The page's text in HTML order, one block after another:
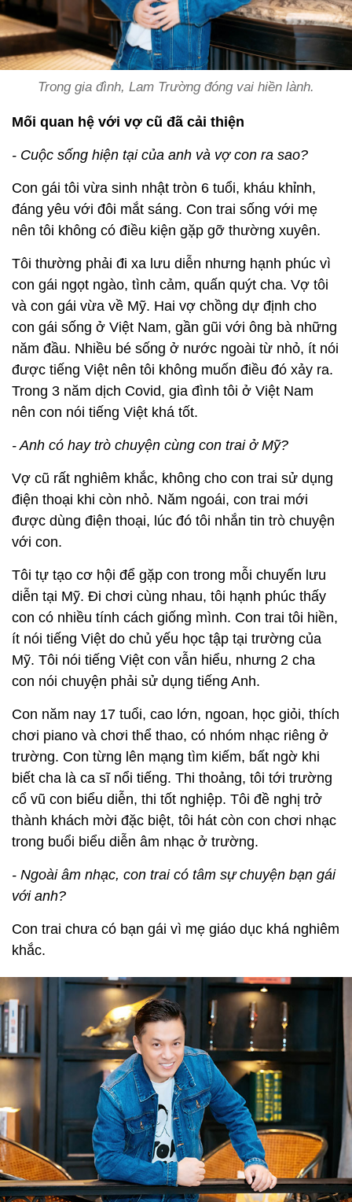
Trong gia đình, Lam Trường đóng vai hiền lành.
Mối quan hệ với vợ cũ đã cải thiện
- Cuộc sống hiện tại của anh và vợ con ra sao?
Con gái tôi vừa sinh nhật tròn 6 tuổi, kháu khỉnh,
đáng yêu với đôi mắt sáng. Con trai sống với mẹ
nên tôi không có điều kiện gặp gỡ thường xuyên.
Tôi thường phải đi xa lưu diễn nhưng hạnh phúc vì
con gái ngọt ngào, tình cảm, quấn quýt cha. Vợ tôi
và con gái vừa về Mỹ. Hai vợ chồng dự định cho
con gái sống ở Việt Nam, gần gũi với ông bà những
năm đầu. Nhiều bé sống ở nước ngoài từ nhỏ, ít nói
được tiếng Việt nên tôi không muốn điều đó xảy ra.
Trong 3 năm dịch Covid, gia đình tôi ở Việt Nam
nên con nói tiếng Việt khá tốt.
- Anh có hay trò chuyện cùng con trai ở Mỹ?
Vợ cũ rất nghiêm khắc, không cho con trai sử dụng
điện thoại khi còn nhỏ. Năm ngoái, con trai mới
được dùng điện thoại, lúc đó tôi nhắn tin trò chuyện
với con.
Tôi tự tạo cơ hội để gặp con trong mỗi chuyến lưu
diễn tại Mỹ. Đi chơi cùng nhau, tôi hạnh phúc thấy
con có nhiều tính cách giống mình. Con trai tôi hiền,
ít nói tiếng Việt do chủ yếu học tập tại trường của
Mỹ. Tôi nói tiếng Việt con vẫn hiểu, nhưng 2 cha
con nói chuyện phải sử dụng tiếng Anh.
Con năm nay 17 tuổi, cao lớn, ngoan, học giỏi, thích
chơi piano và chơi thể thao, có nhóm nhạc riêng ở
trường. Con từng lên mạng tìm kiếm, bất ngờ khi
biết cha là ca sĩ nổi tiếng. Thi thoảng, tôi tới trường
cổ vũ con biểu diễn, thi tốt nghiệp. Tôi đề nghị trở
thành khách mời đặc biệt, tôi hát còn con chơi nhạc
trong buổi biểu diễn âm nhạc ở trường.
- Ngoài âm nhạc, con trai có tâm sự chuyện bạn gái
với anh?
Con trai chưa có bạn gái vì mẹ giáo dục khá nghiêm
khắc.